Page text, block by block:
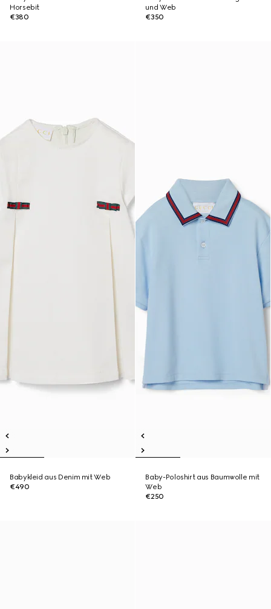
Horsebit
€380
und Web
€350
Babykleid aus Denim mit Web
€490
Baby-Poloshirt aus Baumwolle mit
Web
€250